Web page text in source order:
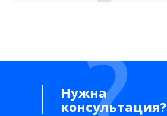
Нужна
консультация?